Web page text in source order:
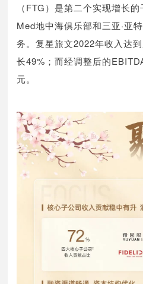
（FTG）是第二个实现增长
Med地中海俱乐部和三亚·亚
务。复星旅文2022年收入达
长49%；而经调整后的
元。